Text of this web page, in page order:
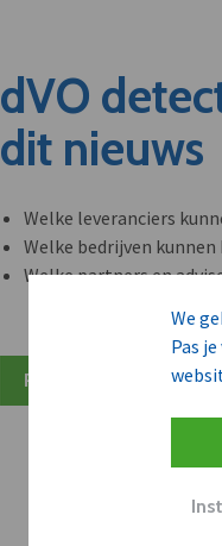
We
Pas
dVO
dit nieuws
Welke leveranciers
Welke bedrijven
Welke partners en
Plan 20 min inzicht